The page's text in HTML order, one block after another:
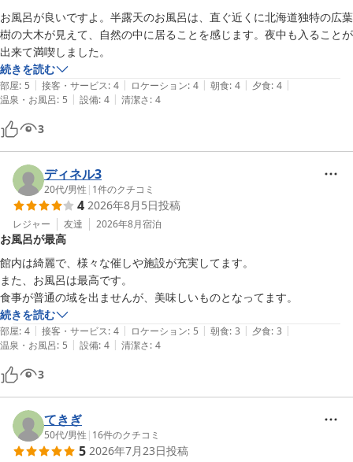
お風呂が良いですよ。半露天のお風呂は、直ぐ近くに北海道独特の広葉
樹の大木が見えて、自然の中に居ることを感じます。夜中も入ることが
出来て満喫しました。
続きを読む
部屋: 5 | 接客・サービス: 4 | ロケーション: 4 | 朝食: 4 | 夕食: 4 |
温泉・お風呂: 5 | 設備: 4 | 清潔さ: 4
3
ディネル3
20代/男性 | 1件のクチコミ
4 2026年8月5日投稿
レジャー 友達 2026年8月宿泊
お風呂が最高
館内は綺麗で、様々な催しや施設が充実してます。
また、お風呂は最高です。
食事が普通の域を出ませんが、美味しいものとなってます。
続きを読む
部屋: 4 | 接客・サービス: 4 | ロケーション: 5 | 朝食: 3 | 夕食: 3 |
温泉・お風呂: 5 | 設備: 4 | 清潔さ: 4
3
てきぎ
50代/男性 | 16件のクチコミ
5 2026年7月23日投稿